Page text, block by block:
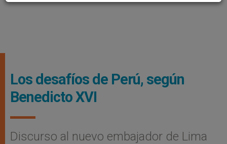
Los desafíos de Perú, según
Benedicto XVI
Discurso al nuevo embajador de Lima